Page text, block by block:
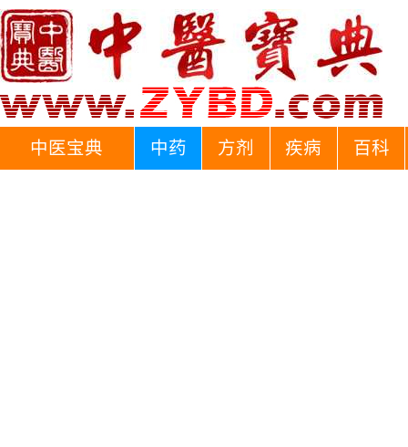
中医宝典 中药 方剂 疾病 百科